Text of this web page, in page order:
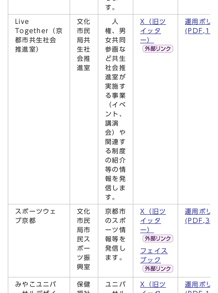
す。
Live
Together（京
都市共生社会
推進室）
文化
市民
局共
生社
会推
進室
人
権、男
女共同
参画な
ど共生
社会推
進室が
実施す
る事業
（イベ
ント、
講演
会）や
関連す
る制度
の紹介
等の情
報を発
信しま
す。
X（旧ツ
イッタ
ー）
運用ポリ
スポーツウェ
ブ京都
文化
市民
局市
民ス
ポー
ツ振
興室
京都市
のスポ
ーツ情
報等を
発信し
ます。
X（旧ツ
イッタ
ー）
フェイス
ブック
運用ポリ
みやこユニバ
保健
ユニバ
X（旧ツ
運用ポリ